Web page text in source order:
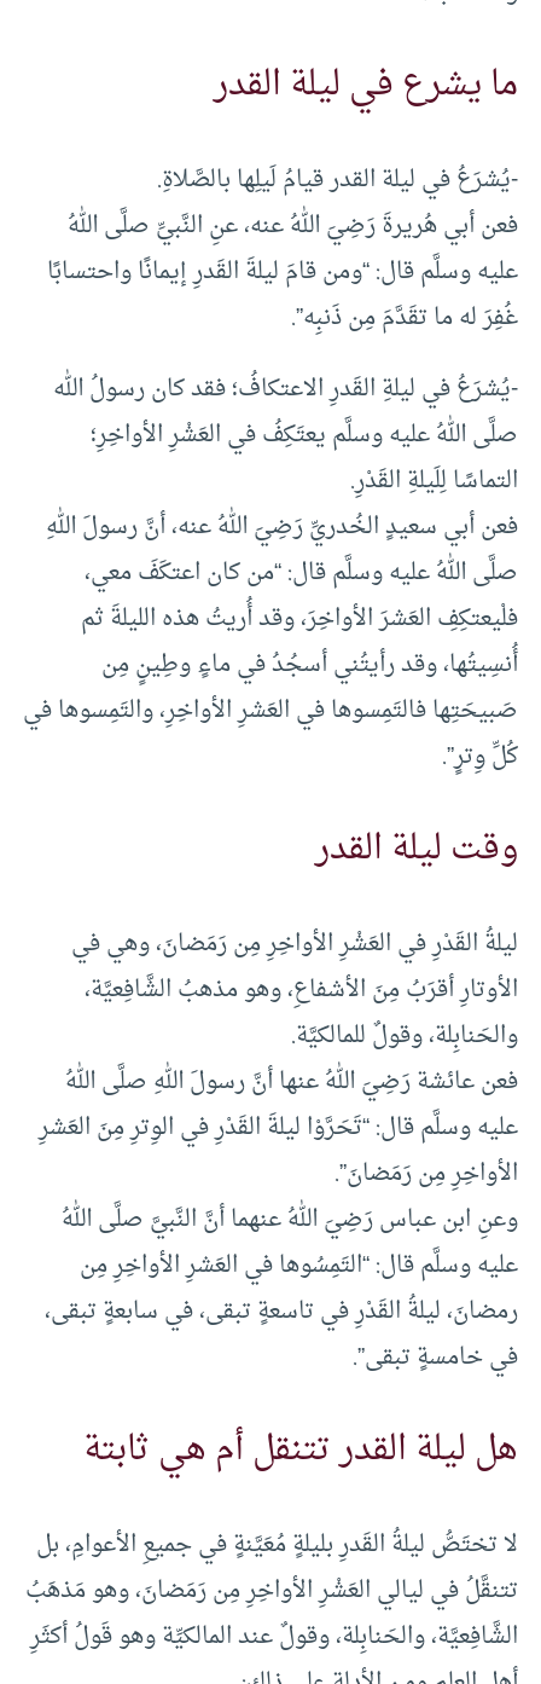
ما يشرع في ليلة القدر
-يُشرَعُ في ليلة القدر قيامُ لَيلِها بالصَّلاةِ.
فعن أبي هُريرةَ رَضِيَ اللهُ عنه، عنِ النَّبيِّ صلَّى اللهُ
عليه وسلَّم قال: “ومن قامَ ليلةَ القَدرِ إيمانًا واحتسابًا
غُفِرَ له ما تقَدَّمَ مِن ذَنبِه”.
-يُشرَعُ في ليلةِ القَدرِ الاعتكافُ؛ فقد كان رسولُ الله
صلَّى اللهُ عليه وسلَّم يعتَكِفُ في العَشْرِ الأواخِرِ؛
التماسًا لِلَيلةِ القَدْرِ.
فعن أبي سعيدٍ الخُدريِّ رَضِيَ اللهُ عنه، أنَّ رسولَ اللهِ
صلَّى اللهُ عليه وسلَّم قال: “من كان اعتكَفَ معي،
فلْيعتكِفِ العَشرَ الأواخِرَ، وقد أُريتُ هذه الليلةَ ثم
أُنسِيتُها، وقد رأيتُني أسجُدُ في ماءٍ وطِينٍ مِن
صَبيحَتِها فالتَمِسوها في العَشرِ الأواخِرِ، والتَمِسوها في
كُلِّ وِترٍ”.
وقت ليلة القدر
ليلةُ القَدْرِ في العَشْرِ الأواخِرِ مِن رَمَضانَ، وهي في
الأوتارِ أقرَبُ مِنَ الأشفاعِ، وهو مذهبُ الشَّافِعيَّة،
والحَنابِلة، وقولٌ للمالكيَّة.
فعن عائشة رَضِيَ اللهُ عنها أنَّ رسولَ اللهِ صلَّى اللهُ
عليه وسلَّم قال: “تَحَرَّوْا ليلةَ القَدْرِ في الوِترِ مِنَ العَشرِ
الأواخِرِ مِن رَمَضانَ”.
وعنِ ابن عباس رَضِيَ اللهُ عنهما أنَّ النَّبيَّ صلَّى اللهُ
عليه وسلَّم قال: “التَمِسُوها في العَشرِ الأواخِرِ مِن
رمضانَ، ليلةُ القَدْرِ في تاسعةٍ تبقى، في سابعةٍ تبقى،
في خامسةٍ تبقى”.
هل ليلة القدر تتنقل أم هي ثابتة
لا تختَصُّ ليلةُ القَدرِ بليلةٍ مُعَيَّنةٍ في جميعِ الأعوامِ، بل
تتنقَّلُ في ليالي العَشْرِ الأواخِرِ مِن رَمَضانَ، وهو مَذهَبُ
الشَّافِعيَّة، والحَنابِلة، وقولٌ عند المالكيِّة وهو قَولُ أكثَرِ